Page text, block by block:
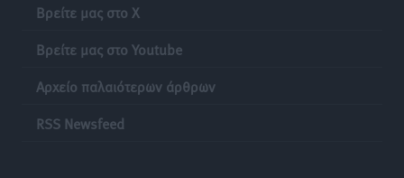
Βρείτε μας στο X
Βρείτε μας στο Youtube
Αρχείο παλαιότερων άρθρων
RSS Newsfeed